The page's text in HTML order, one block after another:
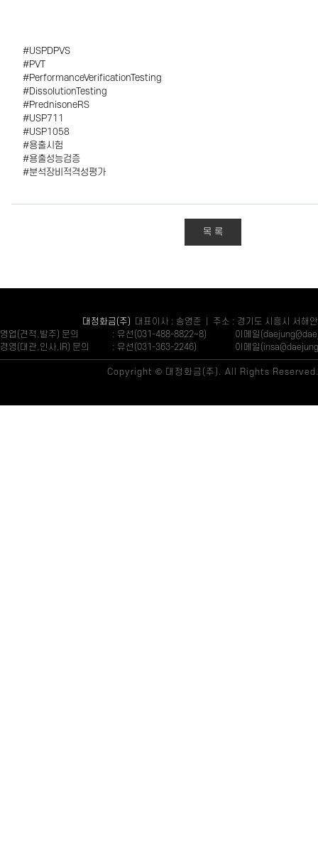
#USPDPVS
#PVT
#PerformanceVerificationTesting
#DissolutionTesting
#PrednisoneRS
#USP711
#USP1058
#용출시험
#용출성능검증
#분석장비적격성평가
목 록
대정화금(주) 대표이사 : 송영준 | 주소 : 경기도 시흥시 서해
영업(견적,발주) 문의
: 유선(031-488-8822~8)
이메일
경영(대관,인사,IR) 문의
: 유선(031-363-2246) 이메일
Copyright © 대정화금(주). All Rights